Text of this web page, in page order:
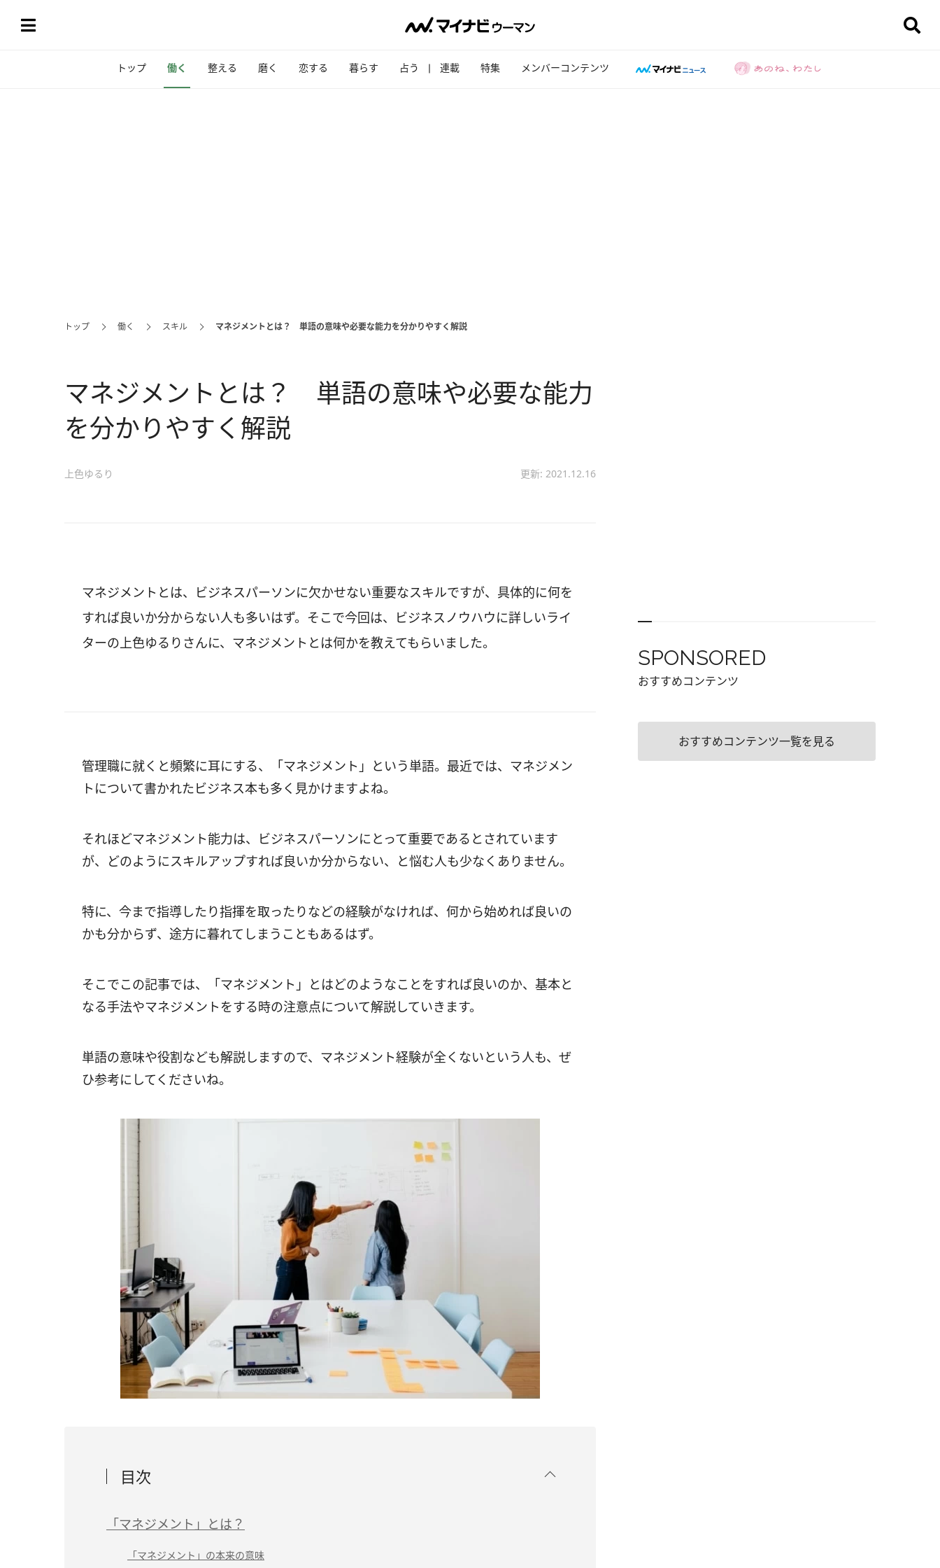
トップ 働く 整える 磨く 恋する 暮らす 占う 連載 特集 メンバーコンテンツ
トップ 働く スキル マネジメントとは？ 単語の意味や必要な能力を分かりやすく解説
マネジメントとは？ 単語の意味や必要な能力
を分かりやすく解説
上色ゆるり 更新: 2021.12.16
マネジメントとは、ビジネスパーソンに欠かせない重要なスキルですが、具体的に何を
すれば良いか分からない人も多いはず。そこで今回は、ビジネスノウハウに詳しいライ
ターの上色ゆるりさんに、マネジメントとは何かを教えてもらいました。
管理職に就くと頻繁に耳にする、「マネジメント」という単語。最近では、マネジメン
トについて書かれたビジネス本も多く見かけますよね。
それほどマネジメント能力は、ビジネスパーソンにとって重要であるとされています
が、どのようにスキルアップすれば良いか分からない、と悩む人も少なくありません。
特に、今まで指導したり指揮を取ったりなどの経験がなければ、何から始めれば良いの
かも分からず、途方に暮れてしまうこともあるはず。
そこでこの記事では、「マネジメント」とはどのようなことをすれば良いのか、基本と
なる手法やマネジメントをする時の注意点について解説していきます。
単語の意味や役割なども解説しますので、マネジメント経験が全くないという人も、ぜ
ひ参考にしてくださいね。
目次
「マネジメント」とは？
「マネジメント」の本来の意味
SPONSORED
おすすめコンテンツ
おすすめコンテンツ一覧を見る